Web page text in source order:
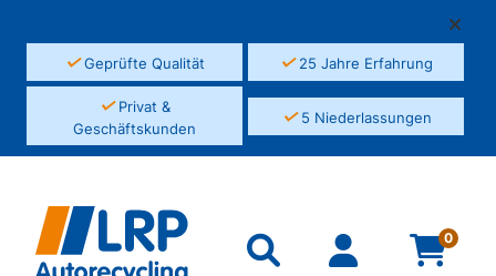
✓Geprüfte Qualität ✓25 Jahre Erfahrung
✓Privat &
Geschäftskunden
✓5 Niederlassungen
0